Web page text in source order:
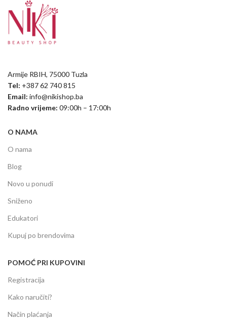
Armije RBIH, 75000 Tuzla
Tel: +387 62 740 815
Email: info@nikishop.ba
Radno vrijeme: 09:00h – 17:00h
O NAMA
O nama
Blog
Novo u ponudi
Sniženo
Edukatori
Kupuj po brendovima
POMOĆ PRI KUPOVINI
Registracija
Kako naručiti?
Način plaćanja